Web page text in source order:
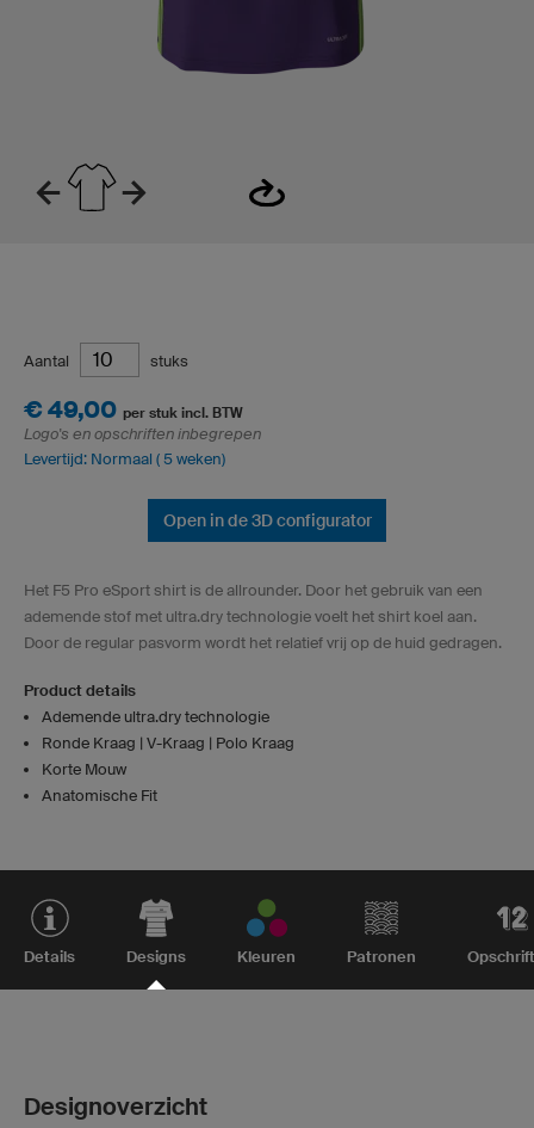
Aantal stuks
€ 49,00 per stuk incl. BTW
Logo's en opschriften inbegrepen
Levertijd: Normaal ( 5 weken)
Open in de 3D configurator
Het F5 Pro eSport shirt is de allrounder. Door het gebruik van een
ademende stof met ultra.dry technologie voelt het shirt koel aan.
Door de regular pasvorm wordt het relatief vrij op de huid gedragen.
Product details
Ademende ultra.dry technologie
Ronde Kraag | V-Kraag | Polo Kraag
Korte Mouw
Anatomische Fit
Details Designs Kleuren Patronen
Designoverzicht